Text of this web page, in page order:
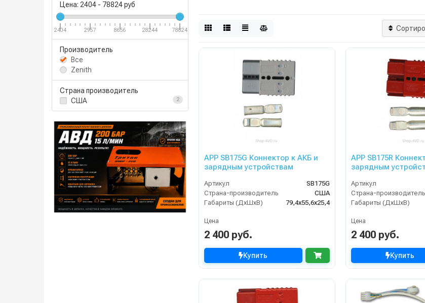
Цена: 2404 - 78824руб
2404 2957 8656 28244 78824
Производитель
Все
Zenith
Страна производитель
США
2
APP SB175G Коннектор к АКБ и
зарядным устройствам
Артикул
SB175G
Страна-производитель
США
Габариты (ДхШхВ)
79,4х55,6х25,4
Цена
2 400 руб.
Купить
APP SB175R
зарядным
Артикул
Страна-производитель
Габариты (ДхШхВ)
Цена
2 400 руб.
Купить